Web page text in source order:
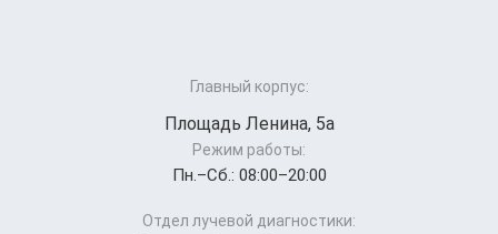
Главный корпус:
Площадь Ленина, 5а
Режим работы:
Пн.–Cб.: 08:00–20:00
Отдел лучевой диагностики: